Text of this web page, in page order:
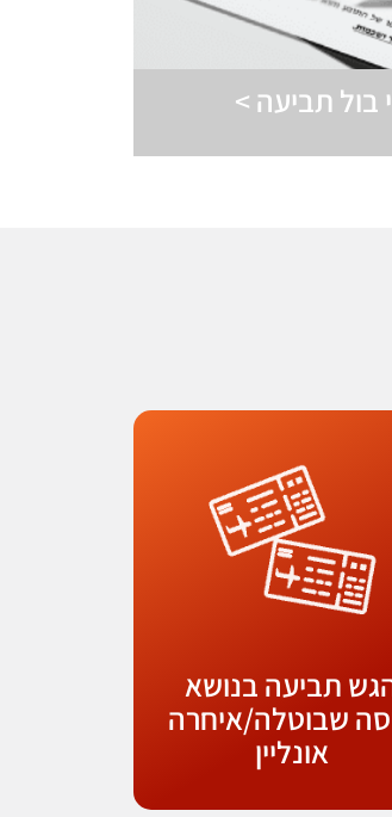
תביעה >
תביעה בנושא
שבוטלה/איחרה
אונליין